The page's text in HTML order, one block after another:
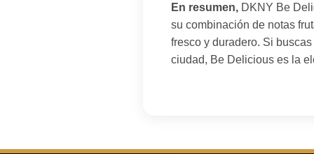
En resumen, DKNY Be
su combinación de notas
fresco y duradero. Si
ciudad, Be Delicious es la